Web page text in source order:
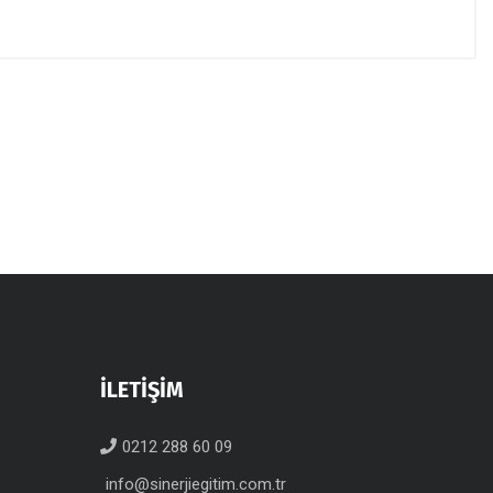
İLETİŞİM
0212 288 60 09
info@sinerjiegitim.com.tr